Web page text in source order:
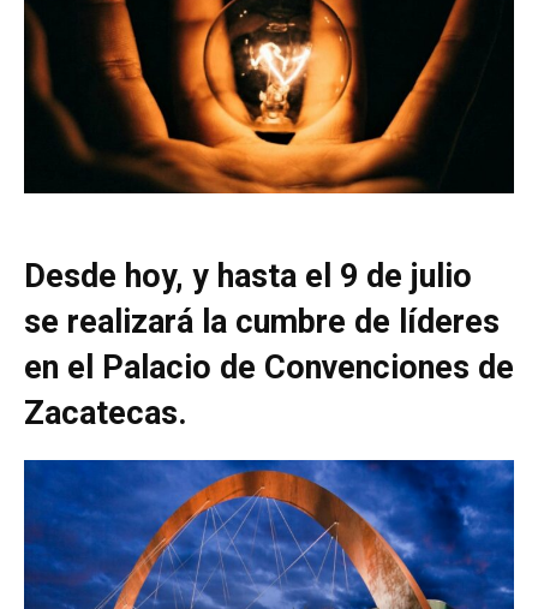
Desde hoy, y hasta el 9 de julio
se realizará la cumbre de líderes
en el Palacio de Convenciones de
Zacatecas.